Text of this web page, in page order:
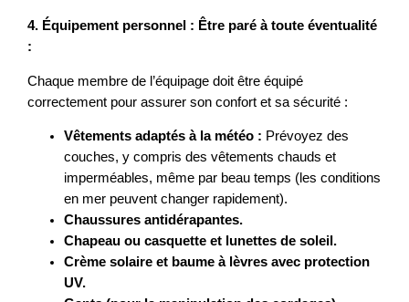
4. Équipement personnel : Être paré à toute éventualité
:
Chaque membre de l’équipage doit être équipé
correctement pour assurer son confort et sa sécurité :
Vêtements adaptés à la météo : Prévoyez des
couches, y compris des vêtements chauds et
imperméables, même par beau temps (les conditions
en mer peuvent changer rapidement).
Chaussures antidérapantes.
Chapeau ou casquette et lunettes de soleil.
Crème solaire et baume à lèvres avec protection
UV.